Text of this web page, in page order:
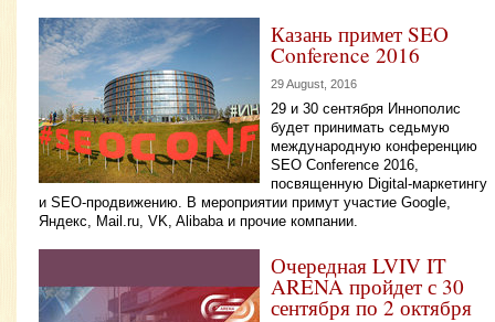
Казань примет SEO
Conference 2016
29 August, 2016
29 и 30 сентября Иннополис
будет принимать седьмую
международную конференцию
SEO Conference 2016,
посвященную Digital-маркетингу
и SEO-продвижению. В мероприятии примут участие Google,
Яндекс, Mail.ru, VK, Alibaba и прочие компании.
Очередная LVIV IT
ARENA пройдет с 30
сентября по 2 октября